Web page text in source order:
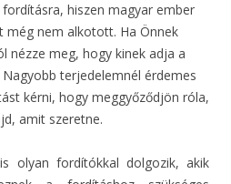
hiszen magyar ember
még nem alkotott. Ha Önnek
nézze meg, hogy kinek adja a
terjedelemnél érdemes
kérni, hogy meggyőződjön róla,
amit szeretne.
olyan fordítókkal dolgozik, akik